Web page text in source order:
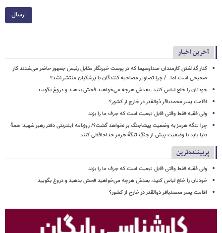
ارسال
آخرین اخبار
کنار گذاشتن کارمندان صداوسیما که در پوست خبرنگار مقابل رئیس جمهور حاضر می‌شدند کار
صحیحی است اما.../ چرا تصاویر مصاحبه کنندگان با پزشکیان منتشر نشد؟
خودتان را خلع لباس کنید، بعدش هرچه می‌خواهید فحش بدهید و دروغ بگویید
اقامت پسر محمدباقر ذوالقدر در خارج از کشور؟
ولی فقیه فقط وقتی قابل تبعیت است که جرف ما را بزند
چرا تنگه هرمز به وضعیت پیشاجنگ بر نخواهد گشت؟/ روزنامه اینترنتی دفتر رهبر شهید: همۀ
دنیا باید با وضعیت پیش از جنگِ تنگۀ هرمز خداحافظی کنند
پربیننده‌ترین
ولی فقیه فقط وقتی قابل تبعیت است که جرف ما را بزند
خودتان را خلع لباس کنید، بعدش هرچه می‌خواهید فحش بدهید و دروغ بگویید
اقامت پسر محمدباقر ذوالقدر در خارج از کشور؟